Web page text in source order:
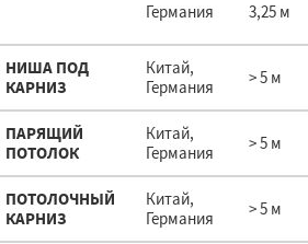
Германия 3,25 м
НИША ПОД
КАРНИЗ
Китай,
Германия
> 5 м
ПАРЯЩИЙ
ПОТОЛОК
Китай,
Германия
> 5 м
ПОТОЛОЧНЫЙ
КАРНИЗ
Китай,
Германия
> 5 м